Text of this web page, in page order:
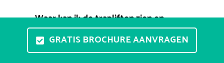
Waar kan ik de trapliften zien en
proberen?
In uw eigen omgeving een stoellift
GRATIS BROCHURE AANVRAGEN